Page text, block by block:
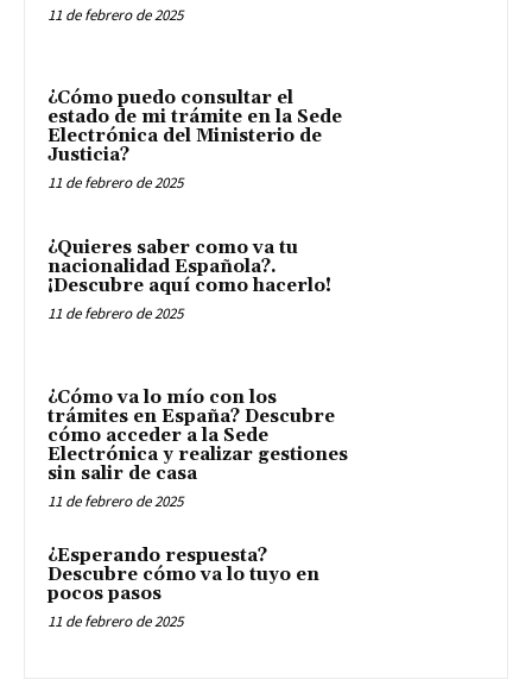
11 de febrero de 2025
¿Cómo puedo consultar el
estado de mi trámite en la Sede
Electrónica del Ministerio de
Justicia?
11 de febrero de 2025
¿Quieres saber como va tu
nacionalidad Española?.
¡Descubre aquí como hacerlo!
11 de febrero de 2025
¿Cómo va lo mío con los
trámites en España? Descubre
cómo acceder a la Sede
Electrónica y realizar gestiones
sin salir de casa
11 de febrero de 2025
¿Esperando respuesta?
Descubre cómo va lo tuyo en
pocos pasos
11 de febrero de 2025